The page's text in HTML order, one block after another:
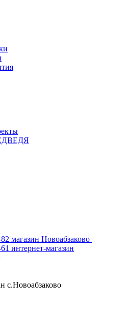
магазин Новоабзаково
интернет-магазин
с.Новоабзаково